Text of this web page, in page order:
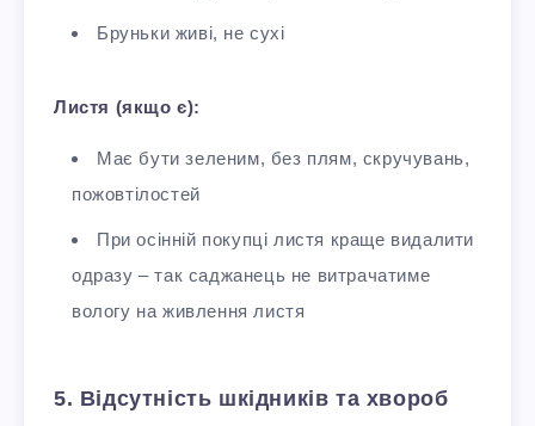
Бруньки живі, не сухі
Листя (якщо є):
Має бути зеленим, без плям, скручувань,
пожовтілостей
При осінній покупці листя краще видалити
одразу – так саджанець не витрачатиме
вологу на живлення листя
5. Відсутність шкідників та хвороб